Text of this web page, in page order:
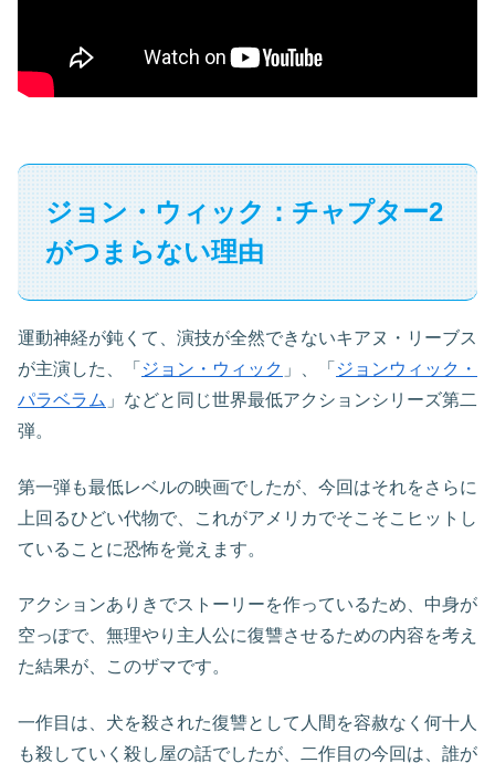
ジョン・ウィック：チャプター2
がつまらない理由
運動神経が鈍くて、演技が全然できないキアヌ・リーブス
が主演した、「 ジョン・ウィック 」、「 ジョンウィック・
パラベラム 」などと同じ世界最低アクションシリーズ第二
弾。
第一弾も最低レベルの映画でしたが、今回はそれをさらに
上回るひどい代物で、これがアメリカでそこそこヒットし
ていることに恐怖を覚えます。
アクションありきでストーリーを作っているため、中身が
空っぽで、無理やり主人公に復讐させるための内容を考え
た結果が、このザマです。
一作目は、犬を殺された復讐として人間を容赦なく何十人
も殺していく殺し屋の話でしたが、二作目の今回は、誰が